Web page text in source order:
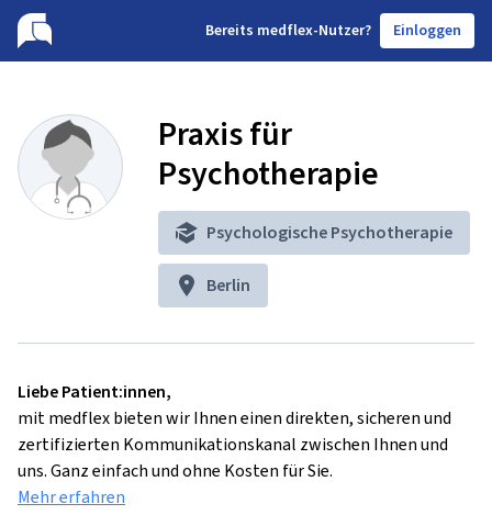
Bereits medflex-Nutzer? Einloggen
Praxis für
Psychotherapie
Psychologische Psychotherapie
Berlin
Liebe Patient:innen,
mit medflex bieten wir Ihnen einen direkten, sicheren und
zertifizierten Kommunikationskanal zwischen Ihnen und
uns. Ganz einfach und ohne Kosten für Sie.
Mehr erfahren